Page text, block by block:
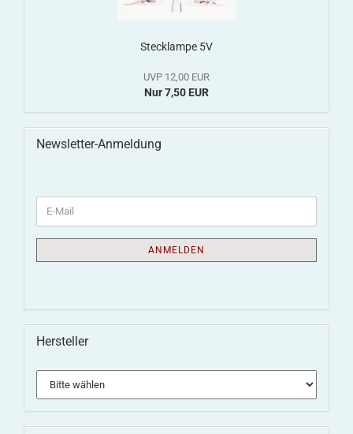
Stecklampe 5V
UVP 12,00 EUR
Nur 7,50 EUR
Newsletter-Anmeldung
ANMELDEN
Hersteller